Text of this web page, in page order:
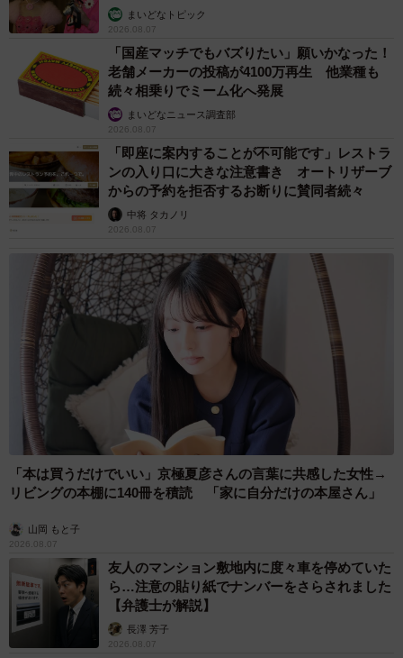
まいどなトピック
2026.08.07
「国産マッチでもバズりたい」願いかなった！
老舗メーカーの投稿が4100万再生 他業種も
続々相乗りでミーム化へ発展
まいどなニュース調査部
2026.08.07
「即座に案内することが不可能です」レストラ
ンの入り口に大きな注意書き オートリザーブ
からの予約を拒否するお断りに賛同者続々
中将 タカノリ
2026.08.07
「本は買うだけでいい」京極夏彦さんの言葉に共感した女性→
リビングの本棚に140冊を積読 「家に自分だけの本屋さん」
山岡 もと子
2026.08.07
友人のマンション敷地内に度々車を停めていた
ら…注意の貼り紙でナンバーをさらされました
【弁護士が解説】
長澤 芳子
2026.08.07